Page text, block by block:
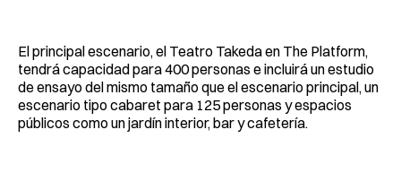
El principal escenario, el Teatro Takeda en The Platform,
tendrá capacidad para 400 personas e incluirá un estudio
de ensayo del mismo tamaño que el escenario principal, un
escenario tipo cabaret para 125 personas y espacios
públicos como un jardín interior, bar y cafetería.